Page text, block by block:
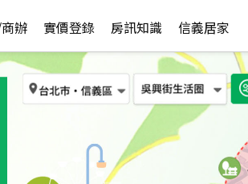
辦 實價登錄 房訊知識 信義居家